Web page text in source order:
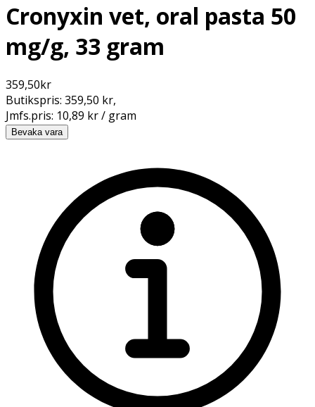
Cronyxin vet, oral pasta 50
mg/g, 33 gram
359,50kr
Butikspris: 359,50 kr,
Jmfs.pris: 10,89 kr / gram
Bevaka vara